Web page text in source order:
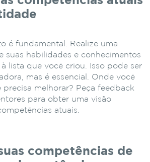
é fundamental. Realize uma
suas habilidades e conhecimentos
lista que você criou. Isso pode ser
mas é essencial. Onde você
precisa melhorar? Peça feedback
para obter uma visão
atuais.
competências de